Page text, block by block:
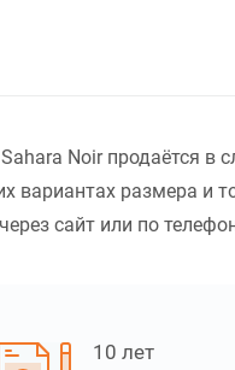
Noir продаётся
вариантах размера и
сайт или по
10 лет